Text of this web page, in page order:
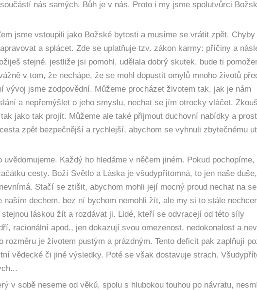
nás samých. Bůh je v nás. Proto i my jsme spolutvůrci
jsme vstoupili jako Božské bytosti a musíme se vrátit zpět. Chyby
a splácet. Zde se uplatňuje tzv. zákon karmy: příčiny a
stejné. jestliže jsi pomohl, udělala dobrý skutek, bude ti
v tom, že nechápe, že se mohl dopustit omylů mnoho životů
vývoj jsme zodpovědní. Můžeme procházet životem tak, jak je nám
a nepřemýšlet o jeho smyslu, nechat se jím otrocky vláčet.
jako tak projít. Můžeme ale také přijmout duchovní nabídky a
zpět bezpečnější a rychlejší, abychom se vyhnuli zbytečnému
Každý ho hledáme v něčem jiném. Pokud pochopíme,
cesty. Boží Světlo a Láska je všudypřítomná, to jen naše
Stačí se ztišit, abychom mohli její mocný proud nechat na
dechem, bez ní bychom nemohli žít, ale my si to stále
láskou žít a rozdávat ji. Lidé, kteří se odvracejí od této síly
racionální apod., jen dokazují svou omezenost, nedokonalost a
je životem pustým a prázdným. Tento deficit pak zaplňují
vědecké či jiné výsledky. Poté se však dostavuje strach.
v sobě neseme od věků, spolu s hlubokou touhou po návratu,